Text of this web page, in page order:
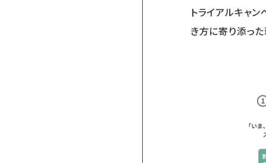
トライアルキャ
き方に寄り添っ